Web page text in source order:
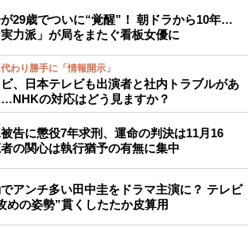
29歳でついに“覚醒”！ 朝ドラから10年…
実力派」が局をまたぐ看板女優に
わり勝手に「情報開示」
、日本テレビも出演者と社内トラブルがあ
の対応はどう見ますか？
告に懲役7年求刑、運命の判決は11月16
の関心は執行猶予の有無に集中
アンチ多い田中圭をドラマ主演に？ テレビ
めの姿勢”貫くしたたか皮算用